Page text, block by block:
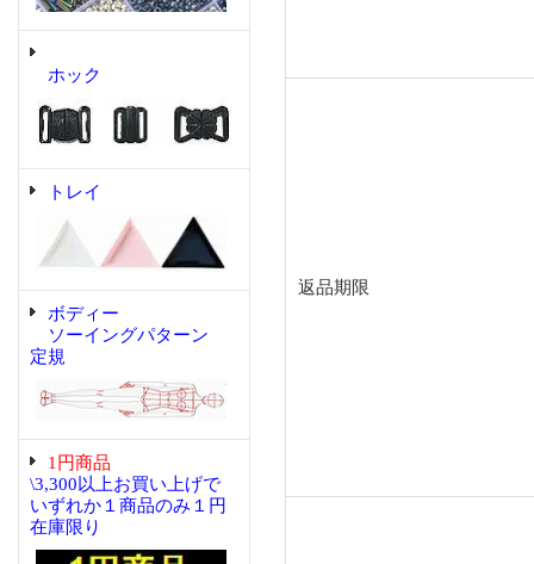
ホック
トレイ
ボディー
ソーイングパターン
定規
1円商品
\3,300以上お買い上げで
いずれか１商品のみ１円
在庫限り
返品期限